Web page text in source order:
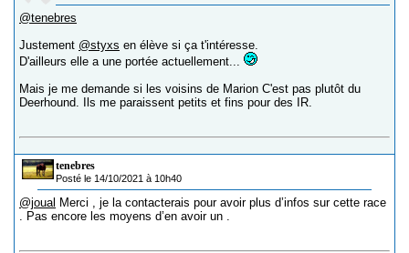
@tenebres
Justement @styxs en élève si ça t'intéresse.
D'ailleurs elle a une portée actuellement...
Mais je me demande si les voisins de Marion C'est pas plutôt du
Deerhound. Ils me paraissent petits et fins pour des IR.
tenebres
Posté le 14/10/2021 à 10h40
@joual Merci , je la contacterais pour avoir plus d’infos sur cette race
. Pas encore les moyens d’en avoir un .